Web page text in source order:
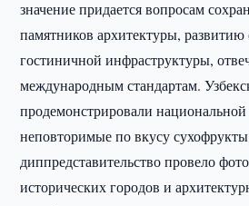
значение придается вопросам
памятников архитектуры,
гостиничной инфраструктуры,
международным стандартам.
продемонстрировали
неповторимые по вкусу
диппредставительство провело
исторических городов и